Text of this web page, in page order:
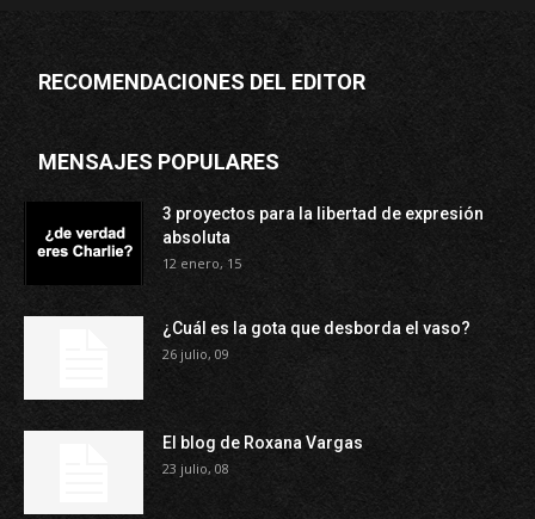
RECOMENDACIONES DEL EDITOR
MENSAJES POPULARES
3 proyectos para la libertad de expresión
absoluta
12 enero, 15
¿Cuál es la gota que desborda el vaso?
26 julio, 09
El blog de Roxana Vargas
23 julio, 08